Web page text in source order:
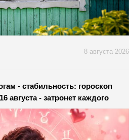
8 августа 2026
- стабильность: гороскоп
августа - затронет каждого